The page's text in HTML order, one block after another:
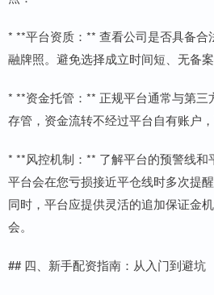
* **平台资质：** 查看公司是否具备合
融牌照。避免选择成立时间短、无备案
* **资金托管：** 正规平台通常与第三
存管，资金流转不经过平台自有账户，
* **风控机制：** 了解平台的预警线和
平台会在您亏损接近平仓线时多次提
同时，平台应提供灵活的追加保证金
会。
## 四、新手配资指南：从入门到避坑